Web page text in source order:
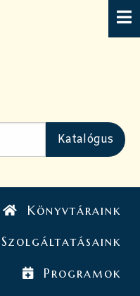
Könyvtáraink
Szolgáltatásaink
Programok